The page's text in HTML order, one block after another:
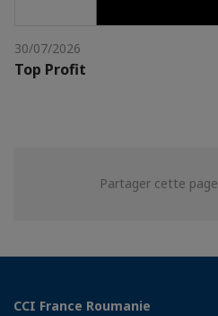
30/07/2026
Top Profit
Partager cette page
CCI France Roumanie